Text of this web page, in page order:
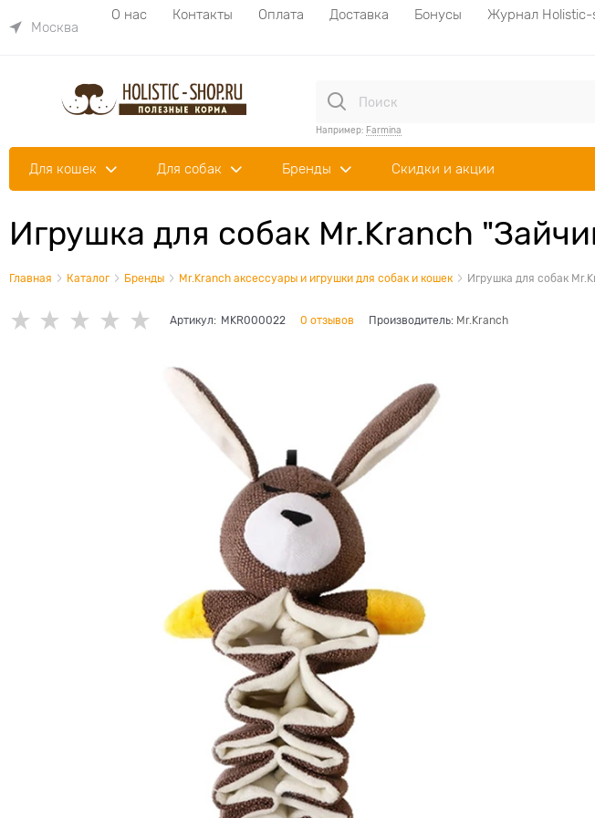
Москва
О нас Контакты Оплата Доставка Бонусы
Журнал Holistic-
Например: Farmina
Для кошек Для собак Бренды Скидки и акции
Игрушка для собак Mr.Kranch
Главная Каталог Бренды Mr.Kranch аксессуары и игрушки для собак и кошек Игрушка для собак
Артикул: MKR000022 0 отзывов Производитель: Mr.Kranch